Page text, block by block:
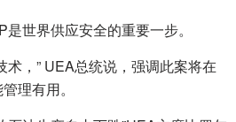
世界供应安全的重要一步。
术，” UEA总统说，强调此案将在
理有用。